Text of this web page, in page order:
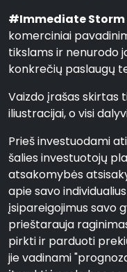
#Immediate Storm
komerciniai
tikslams ir nenurodo
konkrečių paslaugų
Vaizdo įrašas
iliustracijai, o visi
Prieš investuodami
šalies investuotojų
atsakomybės
apie savo
įsipareigojimus savo
prieštarauja
pirkti ir parduoti
jie vadinami